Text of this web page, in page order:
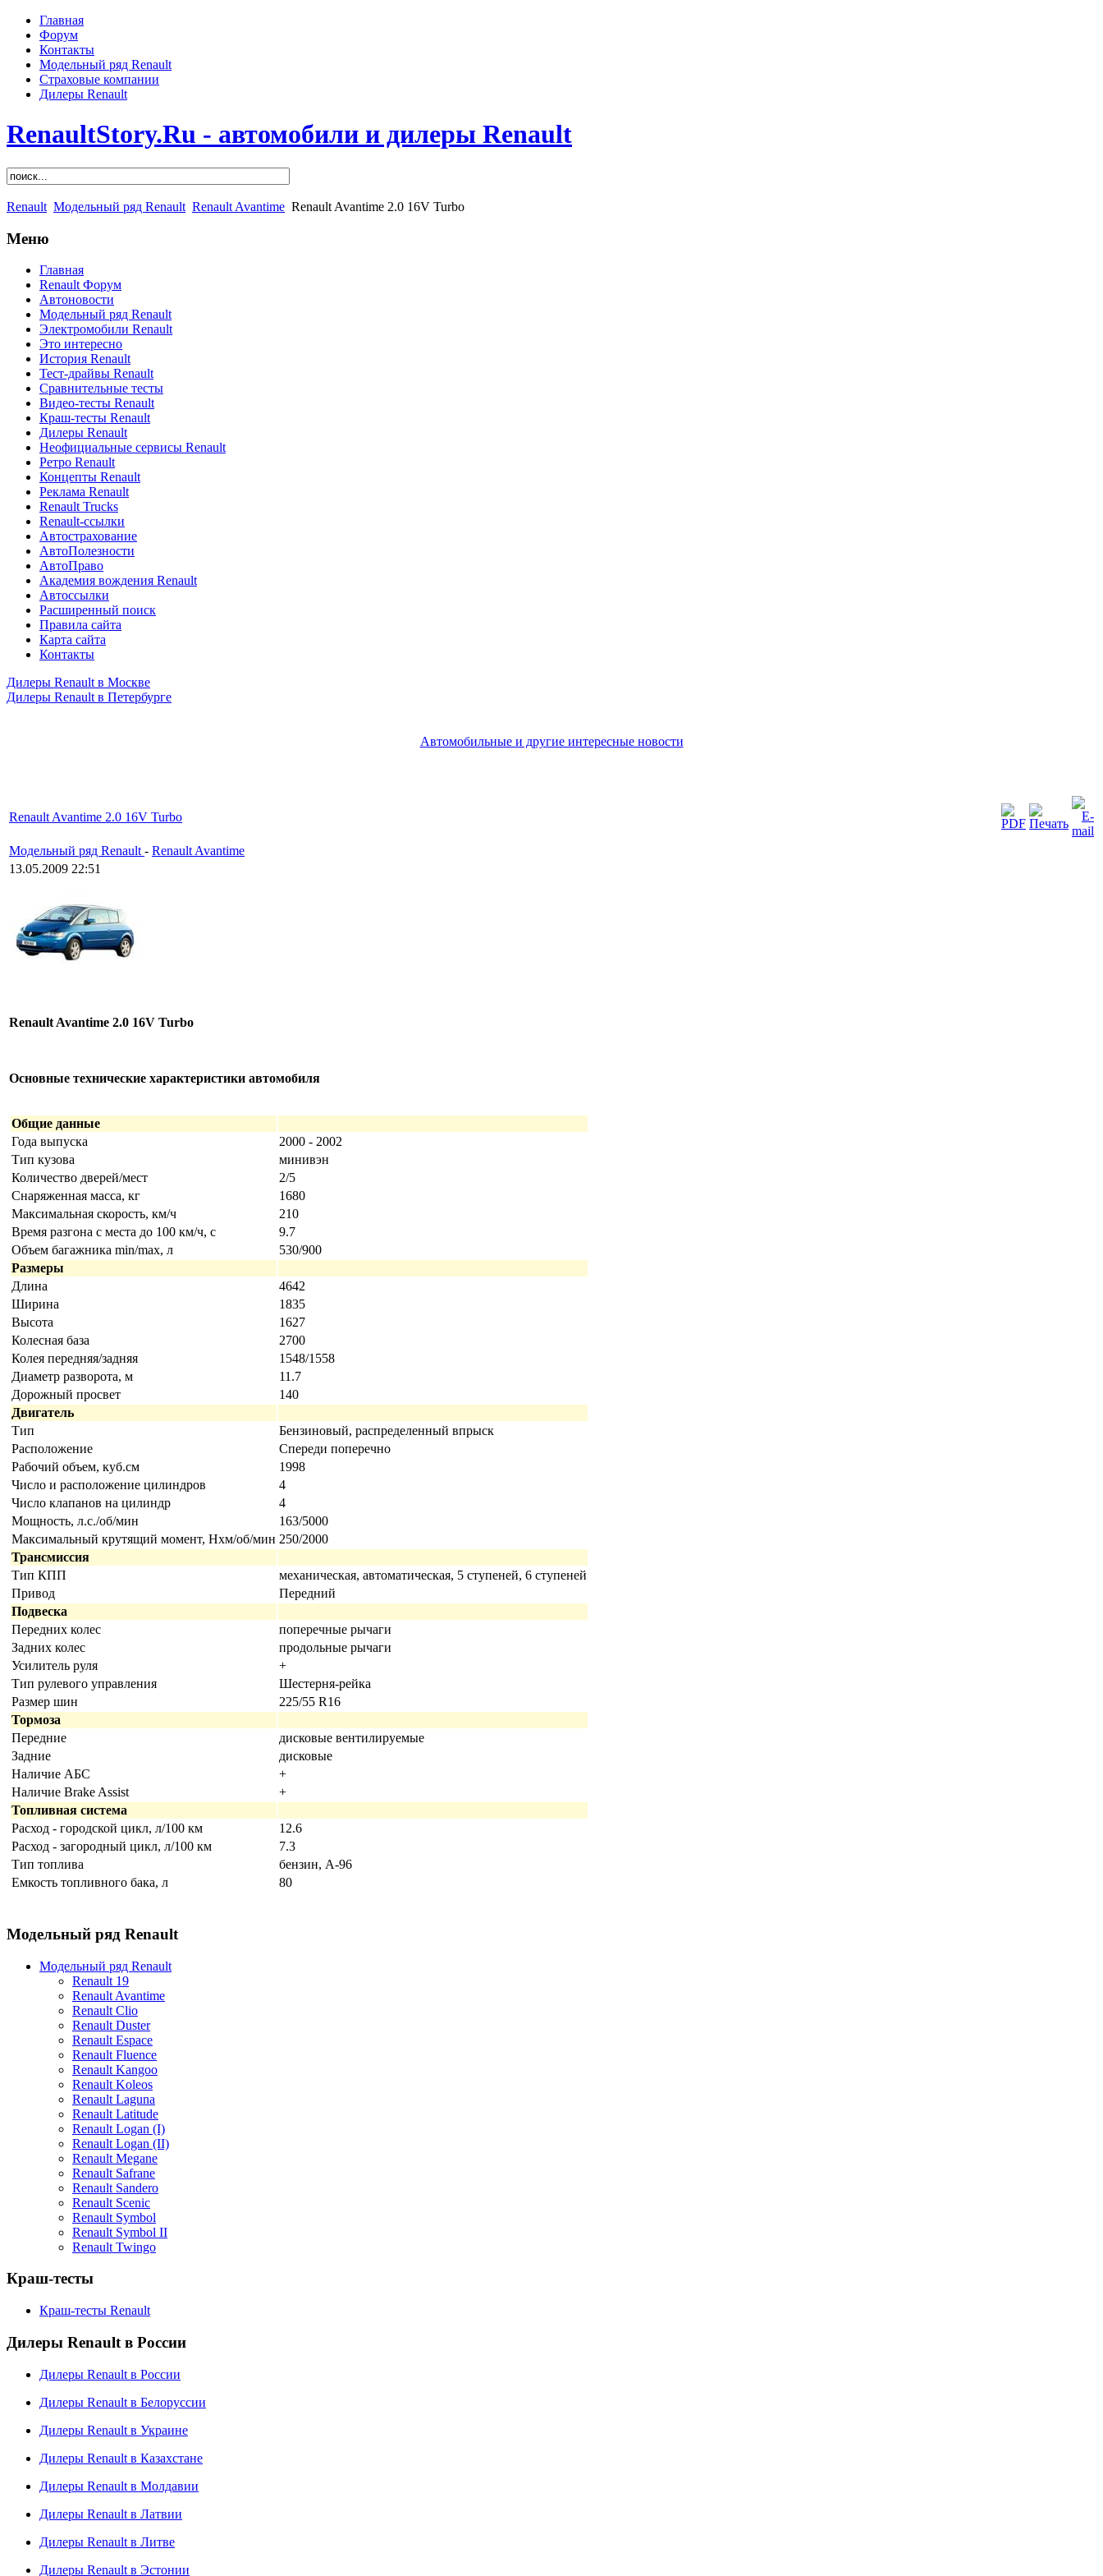
Главная
Форум
Контакты
Модельный ряд Renault
Страховые компании
Дилеры Renault
RenaultStory.Ru - автомобили и дилеры Renault
Renault Модельный ряд Renault Renault Avantime Renault Avantime 2.0 16V Turbo
Меню
Главная
Renault Форум
Автоновости
Модельный ряд Renault
Электромобили Renault
Это интересно
История Renault
Тест-драйвы Renault
Сравнительные тесты
Видео-тесты Renault
Краш-тесты Renault
Дилеры Renault
Неофициальные сервисы Renault
Ретро Renault
Концепты Renault
Реклама Renault
Renault Trucks
Renault-ссылки
Автострахование
АвтоПолезности
АвтоПраво
Академия вождения Renault
Автоссылки
Расширенный поиск
Правила сайта
Карта сайта
Контакты
Дилеры Renault в Москве
Дилеры Renault в Петербурге
Автомобильные и другие интересные новости
Renault Avantime 2.0 16V Turbo
Модельный ряд Renault - Renault Avantime
13.05.2009 22:51
Renault Avantime 2.0 16V Turbo
Основные технические характеристики автомобиля
Общие данные
Года выпуска
2000 - 2002
Тип кузова
минивэн
Количество дверей/мест
2/5
Снаряженная масса, кг
1680
Максимальная скорость, км/ч
210
Время разгона с места до 100 км/ч, с
9.7
Объем багажника min/max, л
530/900
Размеры
Длина
4642
Ширина
1835
Высота
1627
Колесная база
2700
Колея передняя/задняя
1548/1558
Диаметр разворота, м
11.7
Дорожный просвет
140
Двигатель
Тип
Бензиновый, распределенный впрыск
Расположение
Cпереди поперечно
Рабочий объем, куб.см
1998
Число и расположение цилиндров
4
Число клапанов на цилиндр
4
Мощность, л.с./об/мин
163/5000
Максимальный крутящий момент, Нхм/об/мин 250/2000
Трансмиссия
Тип КПП
механическая, автоматическая, 5 ступеней, 6 ступеней
Привод
Передний
Подвеска
Передних колес
поперечные рычаги
Задних колес
продольные рычаги
Усилитель руля
+
Тип рулевого управления
Шестерня-рейка
Размер шин
225/55 R16
Тормоза
Передние
дисковые вентилируемые
Задние
дисковые
Наличие АБС
+
Наличие Brake Assist
+
Топливная система
Расход - городской цикл, л/100 км
12.6
Расход - загородный цикл, л/100 км
7.3
Тип топлива
бензин, А-96
Емкость топливного бака, л
80
Модельный ряд Renault
Модельный ряд Renault
Renault 19
Renault Avantime
Renault Clio
Renault Duster
Renault Espace
Renault Fluence
Renault Kangoo
Renault Koleos
Renault Laguna
Renault Latitude
Renault Logan (I)
Renault Logan (II)
Renault Megane
Renault Safrane
Renault Sandero
Renault Scenic
Renault Symbol
Renault Symbol II
Renault Twingo
Краш-тесты
Краш-тесты Renault
Дилеры Renault в России
Дилеры Renault в России
Дилеры Renault в Белоруссии
Дилеры Renault в Украине
Дилеры Renault в Казахстане
Дилеры Renault в Молдавии
Дилеры Renault в Латвии
Дилеры Renault в Литве
Дилеры Renault в Эстонии